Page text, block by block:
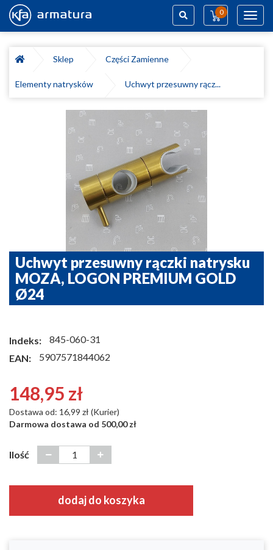
0
Sklep
Części Zamienne
Elementy natrysków Uchwyt przesuwny rącz...
Uchwyt przesuwny rączki natrysku
MOZA, LOGON PREMIUM GOLD
Ø24
Indeks:
845-060-31
EAN:
5907571844062
148,95 zł
Dostawa od: 16,99 zł (Kurier)
Darmowa dostawa od 500,00 zł
Ilość
dodaj do koszyka